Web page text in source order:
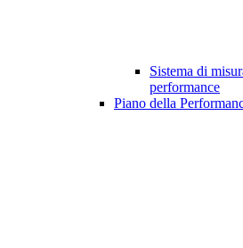
Sistema di
performance
Piano della